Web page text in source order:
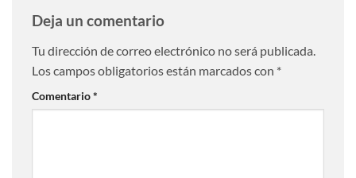
Deja un comentario
Tu dirección de correo electrónico no será publicada.
Los campos obligatorios están marcados con *
Comentario*